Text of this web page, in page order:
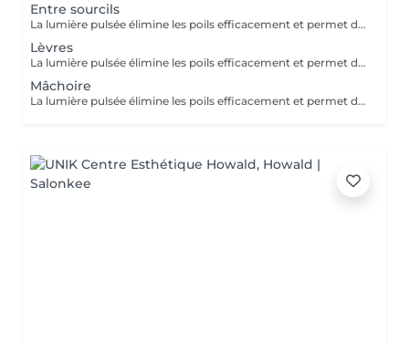
Entre sourcils
La lumière pulsée élimine les poils efficacement et permet de soigner les boutons de poils incarnés. ATTENTION - Ne pas mettre de crème et/ou de parfum sur la zone à épiler - Ne pas être sous traitement médicamenteux photo sensibilisant au moment de l'épilation
Lèvres
La lumière pulsée élimine les poils efficacement et permet de soigner les boutons de poils incarnés. ATTENTION - Ne pas mettre de crème et/ou de parfum sur la zone à épiler - Ne pas être sous traitement médicamenteux photo sensibilisant au moment de l'épilation
Mâchoire
La lumière pulsée élimine les poils efficacement et permet de soigner les boutons de poils incarnés. ATTENTION - Ne pas mettre de crème et/ou de parfum sur la zone à épiler - Ne pas être sous traitement médicamenteux photo sensibilisant au moment de l'épilation